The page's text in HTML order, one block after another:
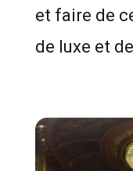
et faire de
de luxe et